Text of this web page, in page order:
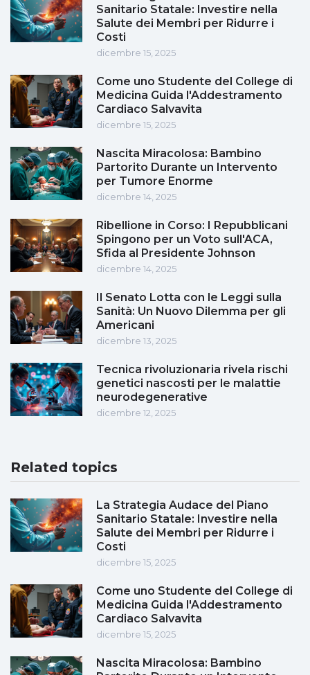
Sanitario Statale: Investire nella
Salute dei Membri per Ridurre i
Costi
dicembre 15, 2025
Come uno Studente del College di
Medicina Guida l'Addestramento
Cardiaco Salvavita
dicembre 15, 2025
Nascita Miracolosa: Bambino
Partorito Durante un Intervento
per Tumore Enorme
dicembre 14, 2025
Ribellione in Corso: I Repubblicani
Spingono per un Voto sull'ACA,
Sfida al Presidente Johnson
dicembre 14, 2025
Il Senato Lotta con le Leggi sulla
Sanità: Un Nuovo Dilemma per gli
Americani
dicembre 13, 2025
Tecnica rivoluzionaria rivela rischi
genetici nascosti per le malattie
neurodegenerative
dicembre 12, 2025
Related topics
La Strategia Audace del Piano
Sanitario Statale: Investire nella
Salute dei Membri per Ridurre i
Costi
dicembre 15, 2025
Come uno Studente del College di
Medicina Guida l'Addestramento
Cardiaco Salvavita
dicembre 15, 2025
Nascita Miracolosa: Bambino